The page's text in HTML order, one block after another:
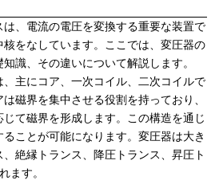
、電流の電圧を変換する重要な装置で
をなしています。ここでは、変圧器の
識、その違いについて解説します。
主にコア、一次コイル、二次コイルで
磁界を集中させる役割を持っており、
て磁界を形成します。この構造を通じ
ことが可能になります。変圧器は大き
絶縁トランス、降圧トランス、昇圧ト
ます。